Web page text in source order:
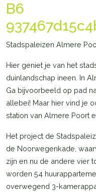
B6
Stadspaleizen Almere
Hier geniet je van het
duinlandschap ineen. In
Ga bijvoorbeeld op pad
allebei! Maar hier vind je
station van Almere Poort
Het project de
de Noorwegenkade,
zijn en nu de andere vier
worden 54
overwegend 3-